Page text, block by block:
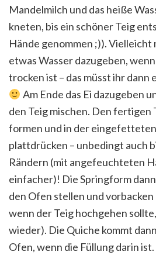
Mandelmilch und das heiße
kneten, bis ein schöner Teig
Hände genommen ;)). Vielleicht
etwas Wasser dazugeben,
trocken ist – das müsst ihr dann
Am Ende das Ei dazugeben
den Teig mischen. Den fertigen
formen und in der
plattdrücken – unbedingt auch
Rändern (mit angefeuchteten
einfacher)! Die Springform
den Ofen stellen und
wenn der Teig hochgehen
wieder). Die Quiche kommt
Ofen, wenn die Füllung darin ist.